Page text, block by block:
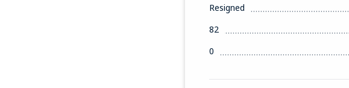
Resigned
82
0